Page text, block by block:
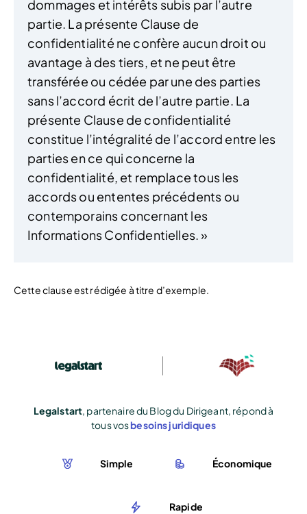
dommages et intérêts subis par l’autre
partie. La présente Clause de
confidentialité ne confère aucun droit ou
avantage à des tiers, et ne peut être
transférée ou cédée par une des parties
sans l’accord écrit de l’autre partie. La
présente Clause de confidentialité
constitue l’intégralité de l’accord entre les
parties en ce qui concerne la
confidentialité, et remplace tous les
accords ou ententes précédents ou
contemporains concernant les
Informations Confidentielles. »
Cette clause est rédigée à titre d’exemple.
Legalstart, partenaire du Blog du Dirigeant, répond à
tous vosbesoins juridiques
Simple Économique
Rapide